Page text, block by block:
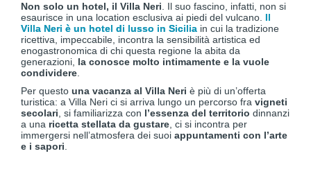
Non solo un hotel, il Villa Neri . Il suo fascino, infatti, non si
esaurisce in una location esclusiva ai piedi del vulcano. Il
Villa Neri è un hotel di lusso in Sicilia in cui la tradizione
ricettiva, impeccabile, incontra la sensibilità artistica ed
enogastronomica di chi questa regione la abita da
generazioni, la conosce molto intimamente e la vuole
condividere
Per questo una vacanza al Villa Neri è più di un’offerta
turistica: a Villa Neri ci si arriva lungo un percorso fra vigneti
secolari , si familiarizza con l’essenza del territorio dinnanzi
a una ricetta stellata da gustare , ci si incontra per
immergersi nell’atmosfera dei suoi appuntamenti con l’arte
e i sapori